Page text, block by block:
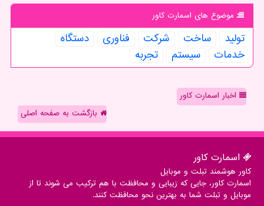
موضوع های اسمارت كاور
تولید ساخت شركت فناوری
دستگاه
خدمات
سیستم تجربه
اخبار اسمارت کاور
بازگشت به صفحه اصلی
اسمارت كاور
کاور هوشمند تبلت و موبایل
اسمارت کاور، جایی که زیبایی و محافظت با هم ترکیب می شوند تا از
موبایل و تبلت شما به بهترین نحو محافظت کنند.